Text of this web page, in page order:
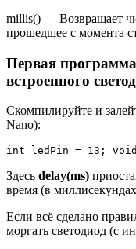
millis() — Возвращает
прошедшее с момента
Первая
встроенного
Скомпилируйте и
Nano):
int ledPin = 13; void
Здесь delay(ms)
время (в
Если всё сделано
моргать светодиод (с